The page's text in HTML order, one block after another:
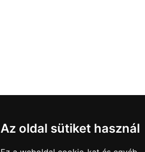
Az oldal sütiket használ